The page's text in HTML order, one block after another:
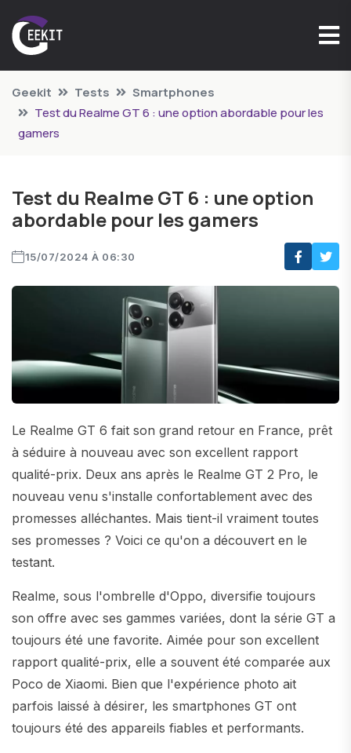
Geekit Tests
Smartphones
Test du Realme GT 6 : une option abordable pour les
gamers
Test du Realme GT 6 : une option
abordable pour les gamers
15/07/2024 À 06:30
Le Realme GT 6 fait son grand retour en France, prêt
à séduire à nouveau avec son excellent rapport
qualité-prix. Deux ans après le Realme GT 2 Pro, le
nouveau venu s'installe confortablement avec des
promesses alléchantes. Mais tient-il vraiment toutes
ses promesses ? Voici ce qu'on a découvert en le
testant.
Realme, sous l'ombrelle d'Oppo, diversifie toujours
son offre avec ses gammes variées, dont la série GT a
toujours été une favorite. Aimée pour son excellent
rapport qualité-prix, elle a souvent été comparée aux
Poco de Xiaomi. Bien que l'expérience photo ait
parfois laissé à désirer, les smartphones GT ont
toujours été des appareils fiables et performants.